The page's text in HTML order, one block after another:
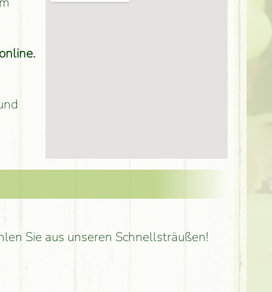
Sie aus unseren Schnellsträußen!